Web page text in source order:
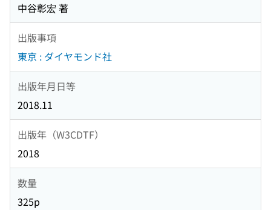
中谷彰宏 著
出版事項
東京 : ダイヤモンド社
出版年月日等
2018.11
出版年（W3CDTF）
2018
数量
325p